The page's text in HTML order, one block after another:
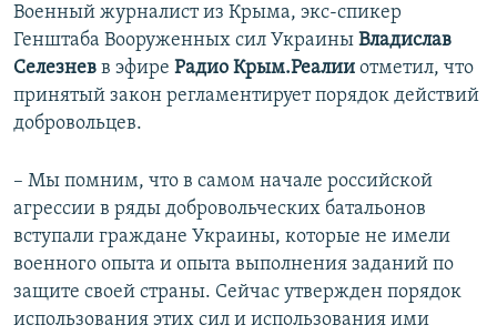
Военный журналист из Крыма, экс-спикер
Генштаба Вооруженных сил Украины Владислав
Селезнев в эфире Радио Крым.Реалии отметил, что
принятый закон регламентирует порядок действий
добровольцев.
– Мы помним, что в самом начале российской
агрессии в ряды добровольческих батальонов
вступали граждане Украины, которые не имели
военного опыта и опыта выполнения заданий по
защите своей страны. Сейчас утвержден порядок
использования этих сил и использования ими